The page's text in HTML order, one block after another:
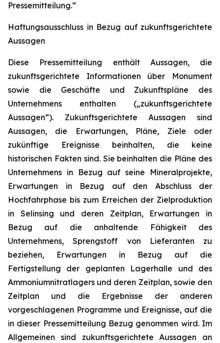
Pressemitteilung.“
Haftungsausschluss in Bezug auf zukunftsgerichtete
Aussagen
Diese Pressemitteilung enthält Aussagen, die
zukunftsgerichtete Informationen über Monument
sowie die Geschäfte und Zukunftspläne des
Unternehmens enthalten („zukunftsgerichtete
Aussagen“). Zukunftsgerichtete Aussagen sind
Aussagen, die Erwartungen, Pläne, Ziele oder
zukünftige Ereignisse beinhalten, die keine
historischen Fakten sind. Sie beinhalten die Pläne des
Unternehmens in Bezug auf seine Mineralprojekte,
Erwartungen in Bezug auf den Abschluss der
Hochfahrphase bis zum Erreichen der Zielproduktion
in Selinsing und deren Zeitplan, Erwartungen in
Bezug auf die anhaltende Fähigkeit des
Unternehmens, Sprengstoff von Lieferanten zu
beziehen, Erwartungen in Bezug auf die
Fertigstellung der geplanten Lagerhalle und des
Ammoniumnitratlagers und deren Zeitplan, sowie den
Zeitplan und die Ergebnisse der anderen
vorgeschlagenen Programme und Ereignisse, auf die
in dieser Pressemitteilung Bezug genommen wird. Im
Allgemeinen sind zukunftsgerichtete Aussagen an